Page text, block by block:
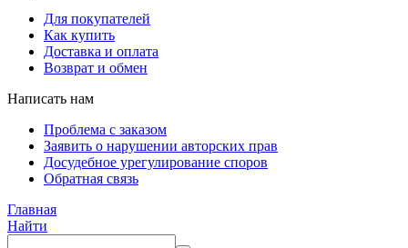
Для покупателей
Как купить
Доставка и оплата
Возврат и обмен
Написать нам
Проблема с заказом
Заявить о нарушении авторских прав
Досудебное урегулирование споров
Обратная связь
Главная
Найти